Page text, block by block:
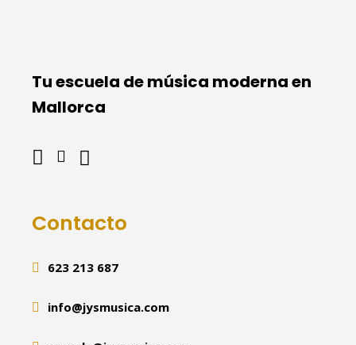
Tu escuela de música moderna en
Mallorca
Contacto
623 213 687
info@jysmusica.com